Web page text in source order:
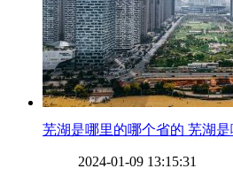
芜湖是哪里的哪个省的 芜湖
2024-01-09 13:15:31